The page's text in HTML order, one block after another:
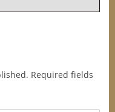
Required fields